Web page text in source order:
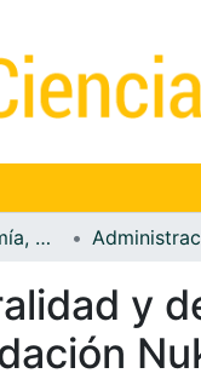
Facultad de Economía, Empresa y Desarrollo Sostenible - FEEDS
y